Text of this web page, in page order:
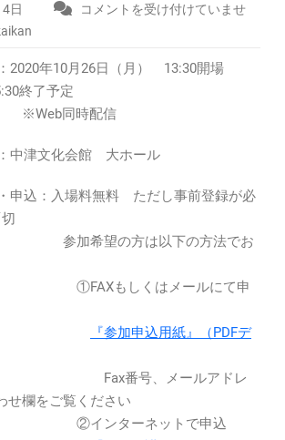
日
令
年
国
民
護
修
in
分
2020
10
日
(月)14:00
～
コメントを受け付けていませ
2020年10月26日（月） 13:30開場
終了予定
時配信
中津文化会館 大ホール
申込：入場料無料 ただし事前登録が必
の方は以下の方法でお
しくはメールにて申
『参加申込用紙』（PDFデ
、メールアドレ
せ欄をご覧ください
ーネットで申込